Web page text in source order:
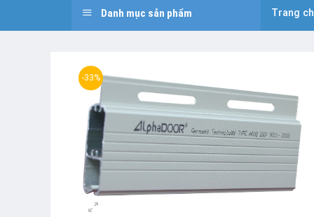
Danh mục sản phẩm Trang
-33%